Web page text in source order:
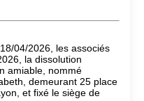
04/2026, les associés
la dissolution
amiable, nommé
demeurant 25 place
et fixé le siège de